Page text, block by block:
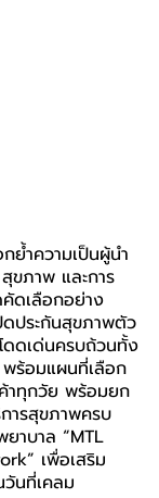
ย้ำความเป็นผู้นำ
ขภาพ และการ
ดเลือกอย่าง
ประกันสุขภาพตัว
ดดเด่นครบถ้วนทั้ง
พร้อมแผนที่เลือก
าทุกวัย พร้อมยก
ารสุขภาพครบ
ยาบาล “MTL
เพื่อเสริม
วันที่เคลม